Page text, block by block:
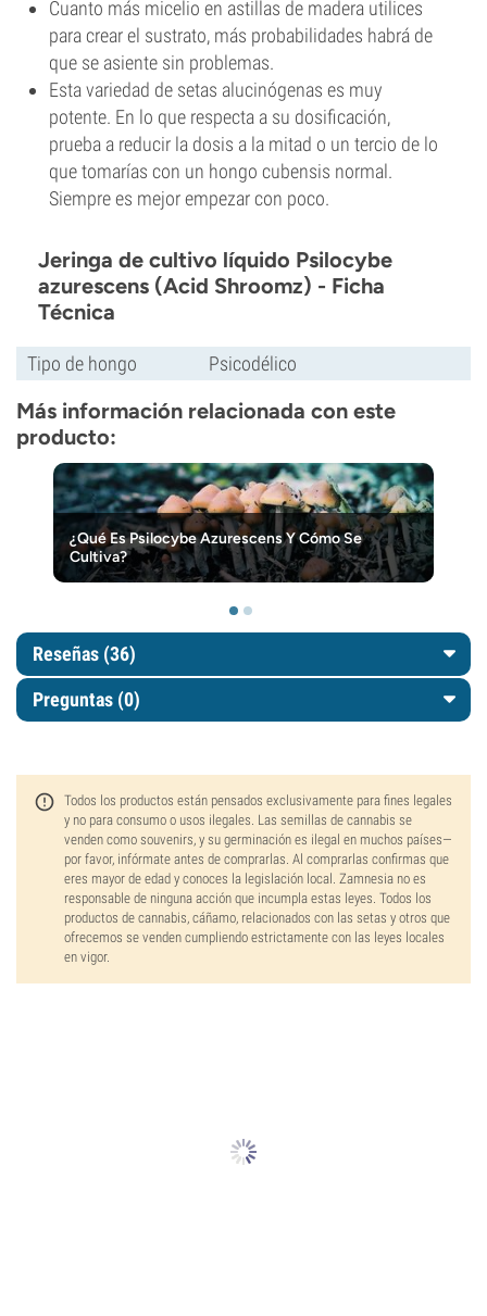
Cuanto más micelio en astillas de madera utilices
para crear el sustrato, más probabilidades habrá de
que se asiente sin problemas.
Esta variedad de setas alucinógenas es muy
potente. En lo que respecta a su dosificación,
prueba a reducir la dosis a la mitad o un tercio de lo
que tomarías con un hongo cubensis normal.
Siempre es mejor empezar con poco.
Jeringa de cultivo líquido Psilocybe
azurescens (Acid Shroomz) - Ficha
Técnica
Tipo de hongo Psicodélico
Más información relacionada con este
producto:
¿Qué Es Psilocybe Azurescens Y Cómo Se
Cultiva?
Reseñas (36)
Preguntas (0)
Todos los productos están pensados exclusivamente para fines legales
y no para consumo o usos ilegales. Las semillas de cannabis se
venden como souvenirs, y su germinación es ilegal en muchos países—
por favor, infórmate antes de comprarlas. Al comprarlas confirmas que
eres mayor de edad y conoces la legislación local. Zamnesia no es
responsable de ninguna acción que incumpla estas leyes. Todos los
productos de cannabis, cáñamo, relacionados con las setas y otros que
ofrecemos se venden cumpliendo estrictamente con las leyes locales
en vigor.